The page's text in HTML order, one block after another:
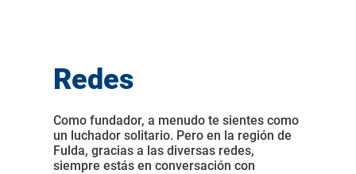
Redes
Como fundador, a menudo te sientes como
un luchador solitario. Pero en la región de
Fulda, gracias a las diversas redes,
siempre estás en conversación con